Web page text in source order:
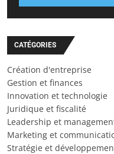
CATÉGORIES
Création d'entreprise
Gestion et finances
Innovation et technologie
Juridique et fiscalité
Leadership et
Marketing et
Stratégie et